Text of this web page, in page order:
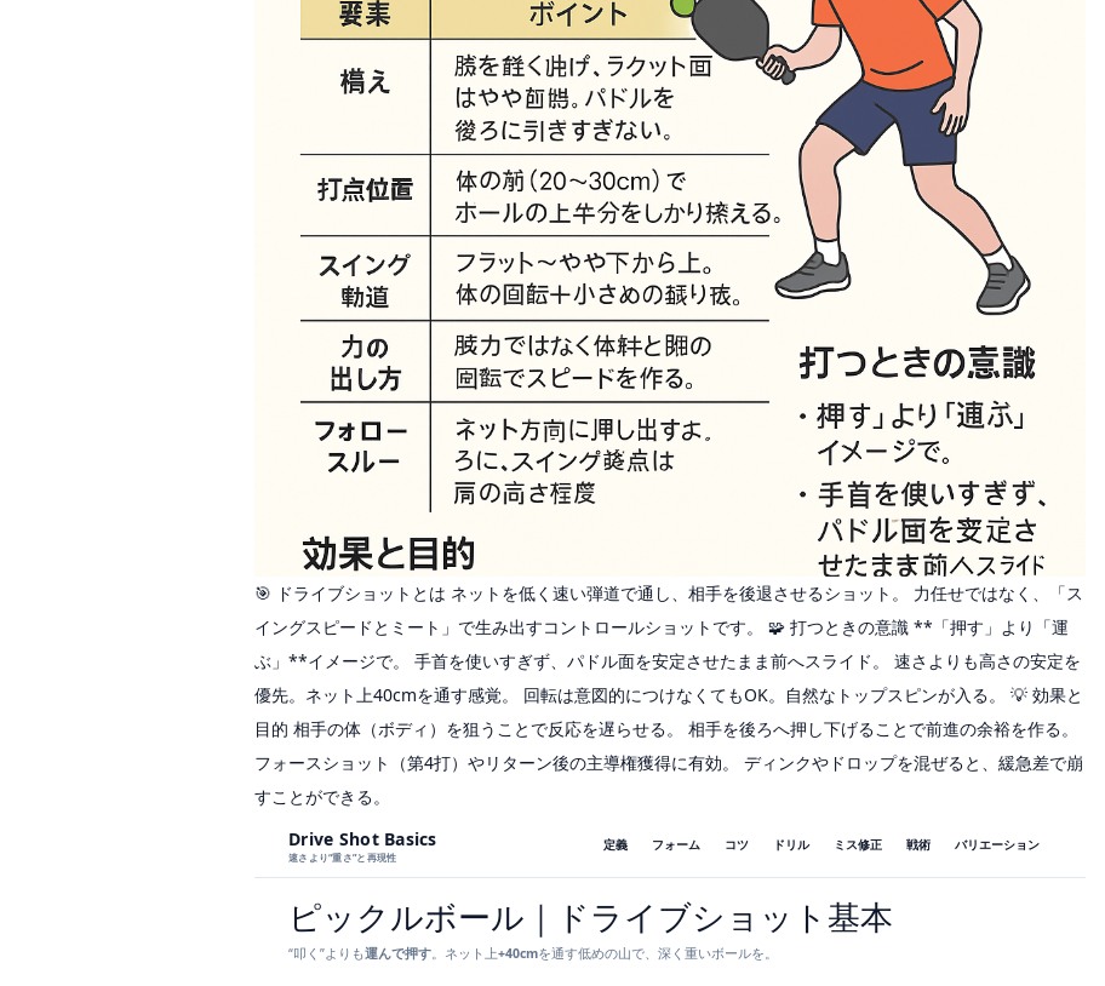
🎯 ドライブショットとは ネットを低く速い弾道で通し、相手を後退させるショット。 力任せではなく、「ス
イングスピードとミート」で生み出すコントロールショットです。 🧩 打つときの意識 **「押す」より「運
ぶ」**イメージで。 手首を使いすぎず、パドル面を安定させたまま前へスライド。 速さよりも高さの安定を
優先。ネット上40cmを通す感覚。 回転は意図的につけなくてもOK。自然なトップスピンが入る。 💡 効果と
目的 相手の体（ボディ）を狙うことで反応を遅らせる。 相手を後ろへ押し下げることで前進の余裕を作る。
フォースショット（第4打）やリターン後の主導権獲得に有効。 ディンクやドロップを混ぜると、緩急差で崩
すことができる。
Drive Shot Basics
速さより“重さ”と再現性
定義 フォーム コツ ドリル ミス修正 戦術 バリエーション
ピックルボール｜ドライブショット基本
“叩く”よりも運んで押す 。ネット上+40cmを通す低めの山で、深く重いボールを。